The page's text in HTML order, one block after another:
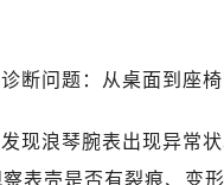
断问题：从桌面到座椅
现浪琴腕表出现异常
表壳是否有裂痕、变